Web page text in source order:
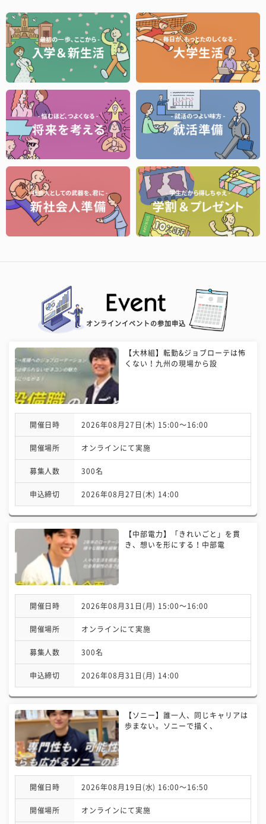
オンラインイベントの参加申込
【大林組】転勤&ジョブローテは怖
くない！九州の現場から設
開催日時 2026年08月27日(木) 15:00〜16:00
開催場所 オンラインにて実施
募集人数 300名
申込締切 2026年08月27日(木) 14:00
【中部電力】「きれいごと」を貫
き、想いを形にする！中部電
開催日時 2026年08月31日(月) 15:00〜16:00
開催場所 オンラインにて実施
募集人数 300名
申込締切 2026年08月31日(月) 14:00
【ソニー】誰一人、同じキャリアは
歩まない。ソニーで描く、
開催日時 2026年08月19日(水) 16:00〜16:50
開催場所 オンラインにて実施